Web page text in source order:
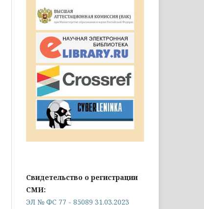
Свидетельство о регистрации
СМИ:
ЭЛ № ФС 77 - 85089 31.03.2023